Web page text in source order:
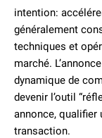
intention:
généralement
techniques et
marché.
dynamique de
devenir l’outil
annonce, qualifier
transaction.